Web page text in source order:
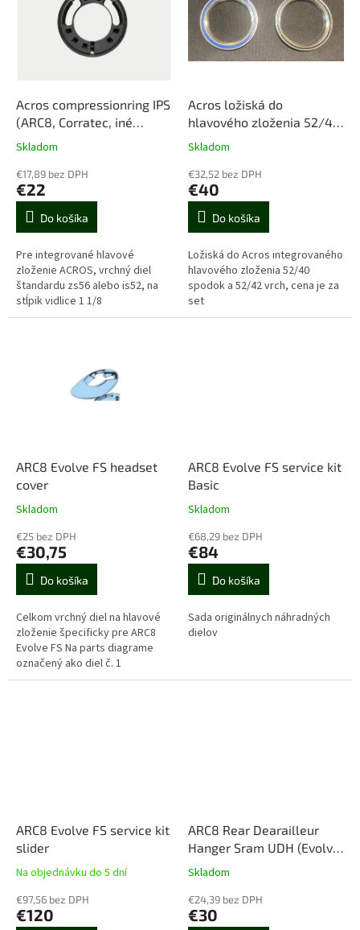
Acros compressionring IPS
(ARC8, Corratec, iné
značky)
Skladom
€17,89 bez DPH
€22
Do košíka
Pre integrované hlavové
zloženie ACROS, vrchný diel
štandardu zs56 alebo is52, na
stĺpik vidlice 1 1/8
Acros ložiská do
hlavového zloženia 52/40
a 52/42 (ARC8, Corratec,
Skladom
€32,52 bez DPH
€40
Do košíka
Ložiská do Acros integrovaného
hlavového zloženia 52/40
spodok a 52/42 vrch, cena je za
set
ARC8 Evolve FS headset
cover
Skladom
€25 bez DPH
€30,75
Do košíka
Celkom vrchný diel na hlavové
zloženie špecificky pre ARC8
Evolve FS Na parts diagrame
označený ako diel č. 1
ARC8 Evolve FS service kit
Basic
Skladom
€68,29 bez DPH
€84
Do košíka
Sada originálnych náhradných
dielov
ARC8 Evolve FS service kit
slider
Na objednávku do 5 dní
€97,56 bez DPH
€120
ARC8 Rear Dearailleur
Hanger Sram UDH (Evolve
FS, Essential 2)
Skladom
€24,39 bez DPH
€30